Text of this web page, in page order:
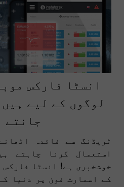
انسٹا فارکس
لوگوں کے لیے
جانتے
ٹریڈنگ سے فائدہ
استعمال کرنا چاہتے
خوشخبری ہے! انسٹا
کے اسمارٹ فون پر دنیا